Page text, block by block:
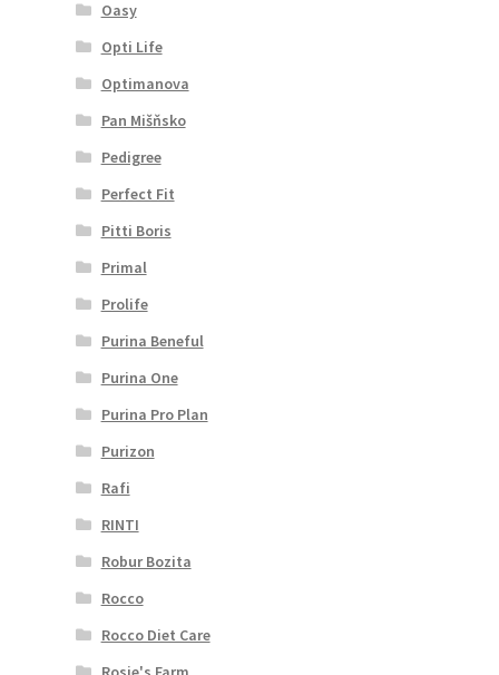
Oasy
Opti Life
Optimanova
Pan Mišňsko
Pedigree
Perfect Fit
Pitti Boris
Primal
Prolife
Purina Beneful
Purina One
Purina Pro Plan
Purizon
Rafi
RINTI
Robur Bozita
Rocco
Rocco Diet Care